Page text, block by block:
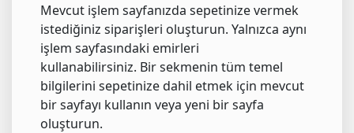
Mevcut işlem sayfanızda sepetinize vermek
istediğiniz siparişleri oluşturun. Yalnızca aynı
işlem sayfasındaki emirleri
kullanabilirsiniz. Bir sekmenin tüm temel
bilgilerini sepetinize dahil etmek için mevcut
bir sayfayı kullanın veya yeni bir sayfa
oluşturun.